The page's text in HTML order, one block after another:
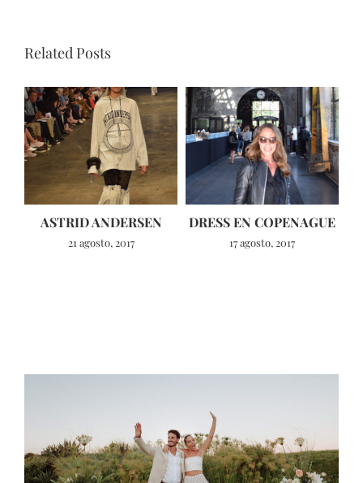
Related Posts
ASTRID ANDERSEN
21 agosto, 2017
DRESS EN COPENAGUE
17 agosto, 2017